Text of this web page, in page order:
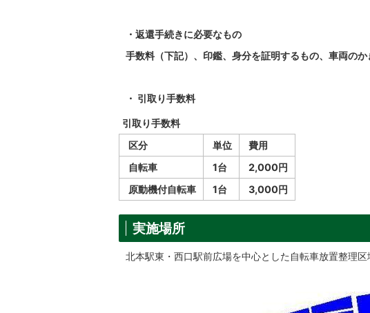
・返還手続きに必要なもの
手数料（下記）、印鑑、身分を証明するもの、車両のか
・ 引取り手数料
引取り手数料
区分
単位
費用
自転車
1台
2,000円
原動機付自転車
1台 3,000円
実施場所
北本駅東・西口駅前広場を中心とした自転車放置整理区